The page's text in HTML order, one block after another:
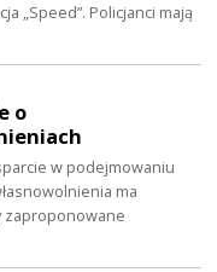
„Speed”. Policjanci mają
o
w podejmowaniu
ma
zaproponowane